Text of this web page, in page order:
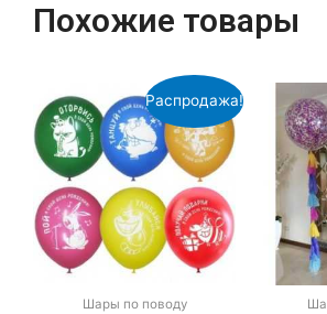
Похожие товары
Распродажа!
Шары по поводу